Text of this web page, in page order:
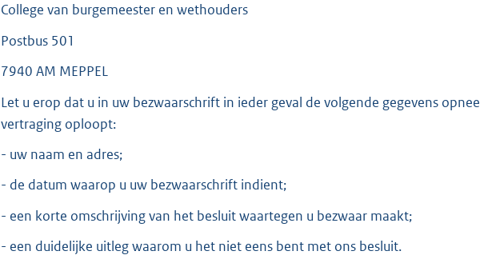
College van burgemeester en wethouders
Postbus 501
7940 AM MEPPEL
Let u erop dat u in uw bezwaarschrift in ieder geval de volgende gegevens
vertraging oploopt:
- uw naam en adres;
- de datum waarop u uw bezwaarschrift indient;
- een korte omschrijving van het besluit waartegen u bezwaar maakt;
- een duidelijke uitleg waarom u het niet eens bent met ons besluit.